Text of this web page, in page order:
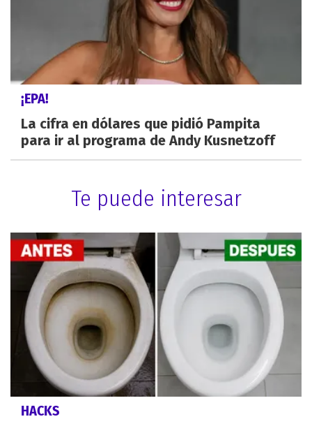
¡EPA!
La cifra en dólares que pidió Pampita
para ir al programa de Andy Kusnetzoff
Te puede interesar
HACKS